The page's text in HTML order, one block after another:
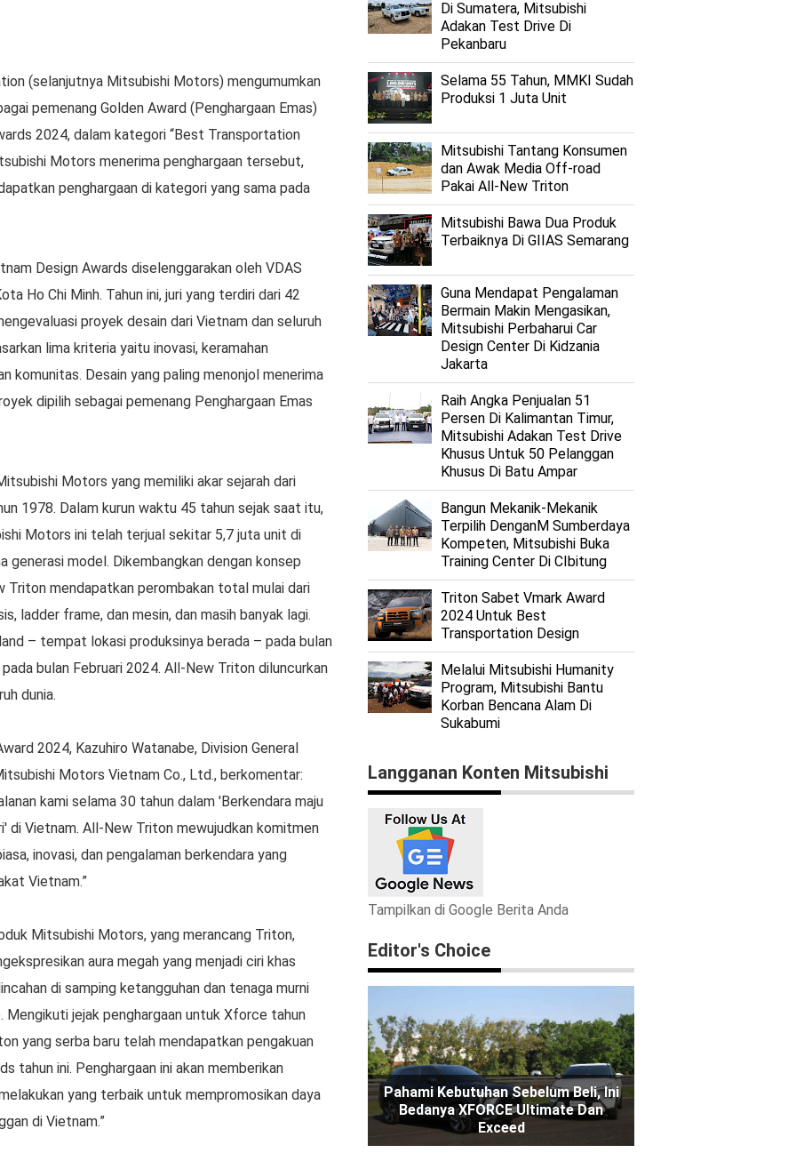
(selanjutnya Mitsubishi Motors) mengumumkan
pemenang Golden Award (Penghargaan Emas)
2024, dalam kategori “Best Transportation
Motors menerima penghargaan tersebut,
penghargaan di kategori yang sama pada
Design Awards diselenggarakan oleh VDAS
Ho Chi Minh. Tahun ini, juri yang terdiri dari 42
proyek desain dari Vietnam dan seluruh
lima kriteria yaitu inovasi, keramahan
komunitas. Desain yang paling menonjol menerima
dipilih sebagai pemenang Penghargaan Emas
Motors yang memiliki akar sejarah dari
1978. Dalam kurun waktu 45 tahun sejak saat itu,
Motors ini telah terjual sekitar 5,7 juta unit di
generasi model. Dikembangkan dengan konsep
mendapatkan perombakan total mulai dari
ladder frame, dan mesin, dan masih banyak lagi.
– tempat lokasi produksinya berada – pada bulan
bulan Februari 2024. All-New Triton diluncurkan
dunia.
2024, Kazuhiro Watanabe, Division General
Motors Vietnam Co., Ltd., berkomentar:
kami selama 30 tahun dalam 'Berkendara maju
di Vietnam. All-New Triton mewujudkan komitmen
inovasi, dan pengalaman berkendara yang
Vietnam.”
Mitsubishi Motors, yang merancang Triton,
aura megah yang menjadi ciri khas
di samping ketangguhan dan tenaga murni
Mengikuti jejak penghargaan untuk Xforce tahun
yang serba baru telah mendapatkan pengakuan
tahun ini. Penghargaan ini akan memberikan
yang terbaik untuk mempromosikan daya
di Vietnam.”
Di Sumatera, Mitsubishi
Adakan Test Drive Di
Pekanbaru
Selama 55 Tahun, MMKI Sudah
Produksi 1 Juta Unit
Mitsubishi Tantang Konsumen
dan Awak Media Off-road
Pakai All-New Triton
Mitsubishi Bawa Dua Produk
Terbaiknya Di GIIAS Semarang
Guna Mendapat Pengalaman
Bermain Makin Mengasikan,
Mitsubishi Perbaharui Car
Design Center Di Kidzania
Jakarta
Raih Angka Penjualan 51
Persen Di Kalimantan Timur,
Mitsubishi Adakan Test Drive
Khusus Untuk 50 Pelanggan
Khusus Di Batu Ampar
Bangun Mekanik-Mekanik
Terpilih DenganM Sumberdaya
Kompeten, Mitsubishi Buka
Training Center Di CIbitung
Triton Sabet Vmark Award
2024 Untuk Best
Transportation Design
Melalui Mitsubishi Humanity
Program, Mitsubishi Bantu
Korban Bencana Alam Di
Sukabumi
Langganan Konten Mitsubishi
Tampilkan di Google Berita Anda
Editor's Choice
Pahami Kebutuhan Sebelum Beli, Ini
Bedanya XFORCE Ultimate Dan
Exceed